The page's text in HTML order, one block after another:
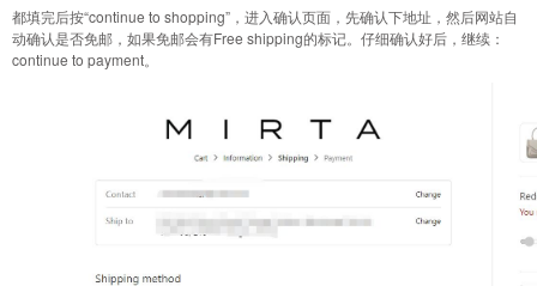
都填完后按“continue to shopping”，进入确认页面，先确认下地址，然后网站自
动确认是否免邮，如果免邮会有Free shipping的标记。仔细确认好后，继续：
continue to payment。